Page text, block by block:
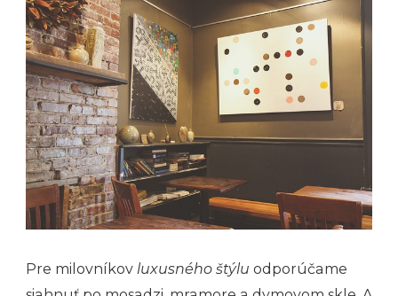
Pre milovníkov luxusného štýlu odporúčame